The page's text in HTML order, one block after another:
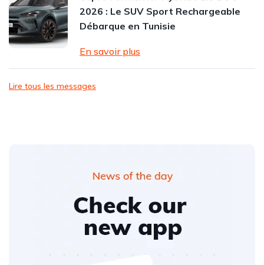
2026 : Le SUV Sport Rechargeable
Débarque en Tunisie
En savoir plus
Lire tous les messages